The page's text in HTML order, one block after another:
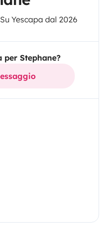
Yescapa dal 2026
per Stephane?